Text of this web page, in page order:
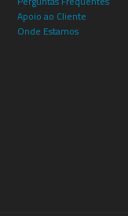
Apoio ao Cliente
Onde Estamos